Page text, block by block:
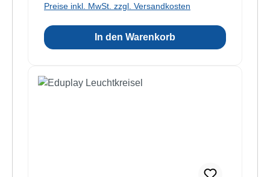
Preise inkl. MwSt. zzgl. Versandkosten
In den Warenkorb